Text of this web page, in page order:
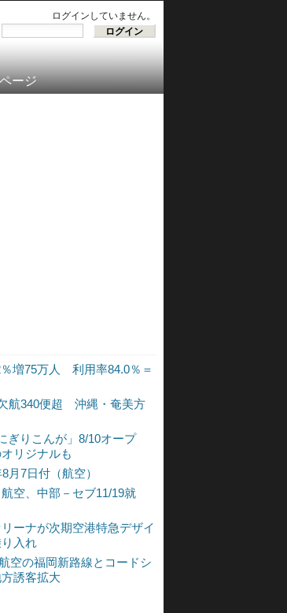
ログインしていません。
ージ
増75万人 利用率84.0％＝
航340便超 沖縄・奄美方
ぎりこんが」8/10オープ
リジナルも
7日付（航空）
空、中部－セブ11/19就
ーナが次期空港特急デザイ
入れ
空の福岡新路線とコードシ
誘客拡大